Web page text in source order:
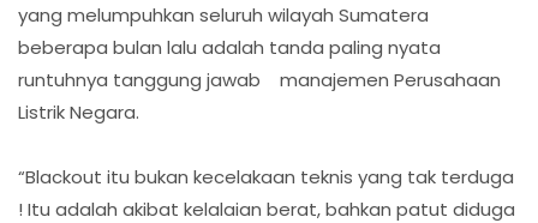
yang melumpuhkan seluruh wilayah Sumatera
beberapa bulan lalu adalah tanda paling nyata
runtuhnya tanggung jawab manajemen Perusahaan
Listrik Negara.
“Blackout itu bukan kecelakaan teknis yang tak terduga
! Itu adalah akibat kelalaian berat, bahkan patut diduga